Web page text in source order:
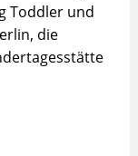
Toddler und
die